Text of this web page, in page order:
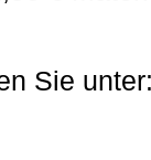
Sie